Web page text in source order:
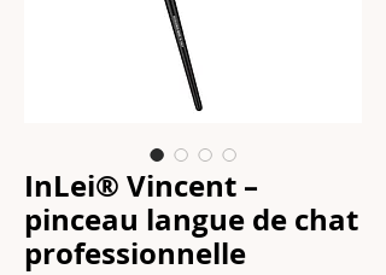
InLei® Vincent –
pinceau langue de chat
professionnelle